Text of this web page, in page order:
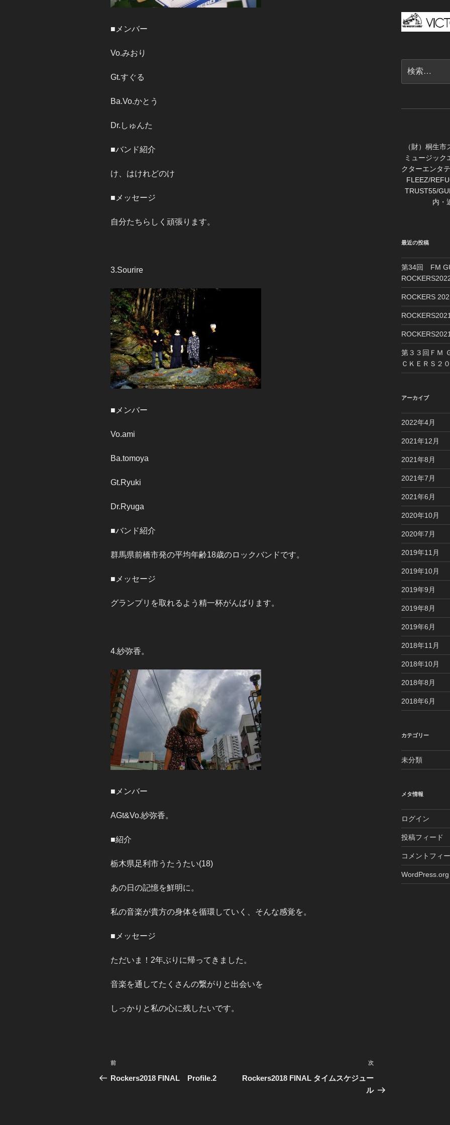
■メンバー
Vo.みおり
Gt.すぐる
Ba.Vo.かとう
Dr.しゅんた
■バンド紹介
け、はけれどのけ
■メッセージ
自分たちらしく頑張ります。
3.Sourire
■メンバー
Vo.ami
Ba.tomoya
Gt.Ryuki
Dr.Ryuga
■バンド紹介
群馬県前橋市発の平均年齢18歳のロックバンドです。
■メッセージ
グランプリを取れるよう精一杯がんばります。
4.紗弥香。
■メンバー
AGt&Vo.紗弥香。
■紹介
栃木県足利市うたうたい(18)
あの日の記憶を鮮明に。
私の音楽が貴方の身体を循環していく、そんな感覚を。
■メッセージ
ただいま！2年ぶりに帰ってきました。
音楽を通してたくさんの繋がりと出会いを
しっかりと私の心に残したいです。
投
稿
前
の
前
Rockers2018 FINAL Profile.2
次
の
投
次
Rockers2018 FINAL タイムスケジュー
ル
索:
（財）桐生
ミュージック
クターエンタ
FLEEZ/
TRUST55/
内・
最近の投稿
第34回 FM
ROCKERS
第３３回ＦＭ
ＣＫＥＲＳ２
アーカイブ
2022年4月
2021年12月
2021年8月
2021年7月
2021年6月
2020年10月
2020年7月
2019年11月
2019年10月
2019年9月
2019年8月
2019年6月
2018年11月
2018年10月
2018年8月
2018年6月
カテゴリー
未分類
メタ情報
ログイン
投稿フィード
コメントフィ
WordPress.org